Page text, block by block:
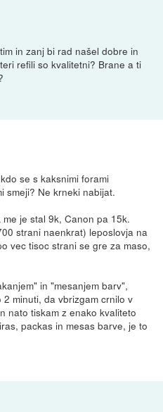
in zanj bi rad našel dobre in
refili so kvalitetni? Brane a ti
se s kaksnimi forami
smeji? Ne krneki nabijat.
je stal 9k, Canon pa 15k.
strani naenkrat) leposlovja na
vec tisoc strani se gre za maso,
in "mesanjem barv",
minuti, da vbrizgam crnilo v
nato tiskam z enako kvaliteto
packas in mesas barve, je to